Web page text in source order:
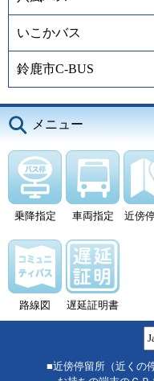
いこかバス
鈴鹿市C-BUS
メニュー
乗降指定 車両指定 近傍
路線図 遅延証明書
■近傍停留所（近くの